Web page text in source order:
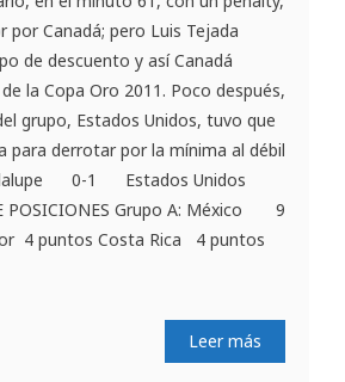
por Canadá; pero Luis Tejada
de descuento y así Canadá
la Copa Oro 2011. Poco después,
grupo, Estados Unidos, tuvo que
para derrotar por la mínima al débil
0-1 Estados Unidos
POSICIONES Grupo A: México 9
4 puntos Costa Rica 4 puntos
Leer más